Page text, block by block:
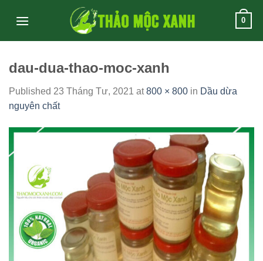
0
dau-dua-thao-moc-xanh
Published 23 Tháng Tư, 2021 at800 × 800 in Dầu dừa
nguyên chất